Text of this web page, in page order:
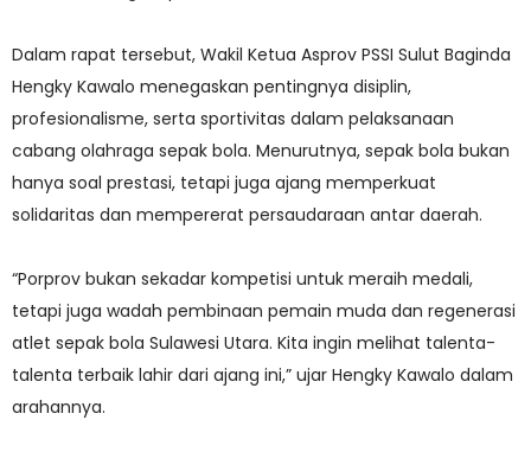
Dalam rapat tersebut, Wakil Ketua Asprov PSSI Sulut Baginda
Hengky Kawalo menegaskan pentingnya disiplin,
profesionalisme, serta sportivitas dalam pelaksanaan
cabang olahraga sepak bola. Menurutnya, sepak bola bukan
hanya soal prestasi, tetapi juga ajang memperkuat
solidaritas dan mempererat persaudaraan antar daerah.
“Porprov bukan sekadar kompetisi untuk meraih medali,
tetapi juga wadah pembinaan pemain muda dan regenerasi
atlet sepak bola Sulawesi Utara. Kita ingin melihat talenta-
talenta terbaik lahir dari ajang ini,” ujar Hengky Kawalo dalam
arahannya.